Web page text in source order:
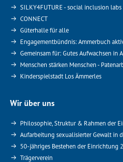
SILKY4FUTURE - social inclusion
CONNECT
Güterhalle für alle
Engagementbündnis: Ammerbuch
Gemeinsam für: Gutes Aufwachsen in
Menschen stärken Menschen -
Kinderspielstadt Los Ämmerles
Wir über uns
Philosophie, Struktur & Rahmen der
Aufarbeitung sexualisierter Gewalt in
50-jähriges Bestehen der Einrichtung
Trägerverein